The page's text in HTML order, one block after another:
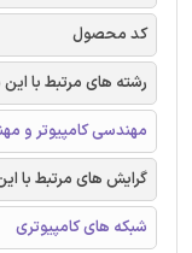
کد محصول
رشته های مرتبط با این
مهندسی کامپیوتر و
گرایش های مرتبط با
شبکه های کامپیوتری